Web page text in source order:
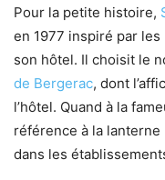
Pour la petite histoire,
en 1977 inspiré par
son hôtel. Il choisit le
de Bergerac, dont
l’hôtel. Quand à la
référence à la
dans les